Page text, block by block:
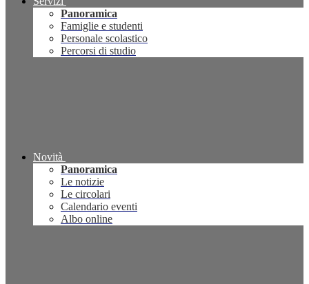
Panoramica
Famiglie e studenti
Personale scolastico
Percorsi di studio
Novità
Panoramica
Le notizie
Le circolari
Calendario eventi
Albo online